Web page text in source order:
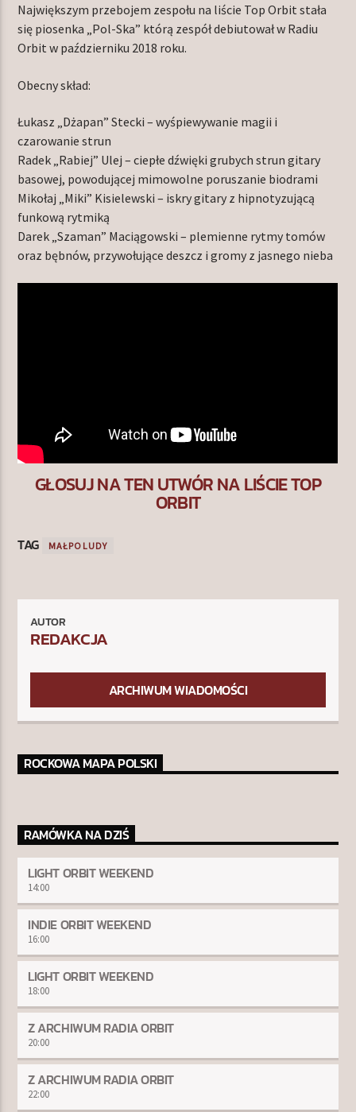
Największym przebojem zespołu na liście Top Orbit stała
się piosenka „Pol-Ska” którą zespół debiutował w Radiu
Orbit w październiku 2018 roku.
Obecny skład:
Łukasz „Dżapan” Stecki – wyśpiewywanie magii i
czarowanie strun
Radek „Rabiej” Ulej – ciepłe dźwięki grubych strun gitary
basowej, powodującej mimowolne poruszanie biodrami
Mikołaj „Miki” Kisielewski – iskry gitary z hipnotyzującą
funkową rytmiką
Darek „Szaman” Maciągowski – plemienne rytmy tomów
oraz bębnów, przywołujące deszcz i gromy z jasnego nieba
GŁOSUJ NA TEN UTWÓR NA LIŚCIE TOP
ORBIT
TAG MAŁPOLUDY
AUTOR
REDAKCJA
ARCHIWUM WIADOMOŚCI
ROCKOWA MAPA POLSKI
RAMÓWKA NA DZIŚ
LIGHT ORBIT WEEKEND
14:00
INDIE ORBIT WEEKEND
16:00
LIGHT ORBIT WEEKEND
18:00
Z ARCHIWUM RADIA ORBIT
20:00
Z ARCHIWUM RADIA ORBIT
22:00